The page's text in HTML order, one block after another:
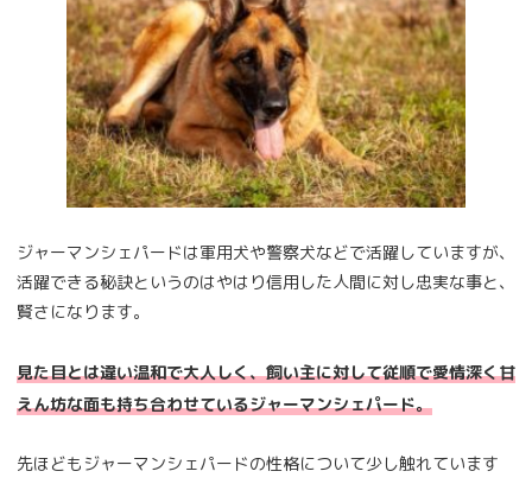
ジャーマンシェパードは軍用犬や警察犬などで活躍していますが、
活躍できる秘訣というのはやはり信用した人間に対し忠実な事と、
賢さになります。
見た目とは違い温和で大人しく、飼い主に対して従順で愛情深く甘
えん坊な面も持ち合わせているジャーマンシェパード。
先ほどもジャーマンシェパードの性格について少し触れています